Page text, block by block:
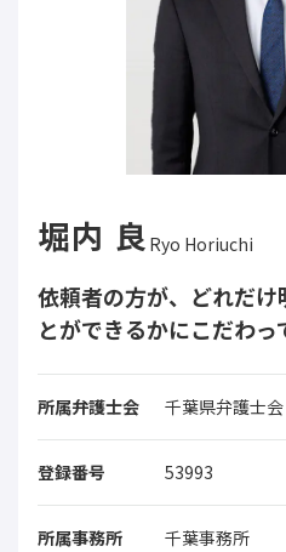
堀内 良 Ryo Horiuchi
依頼者の方が、どれだ
とができるかにこだわっ
所属弁護士会 千葉県弁護士会
登録番号 53993
所属事務所 千葉事務所